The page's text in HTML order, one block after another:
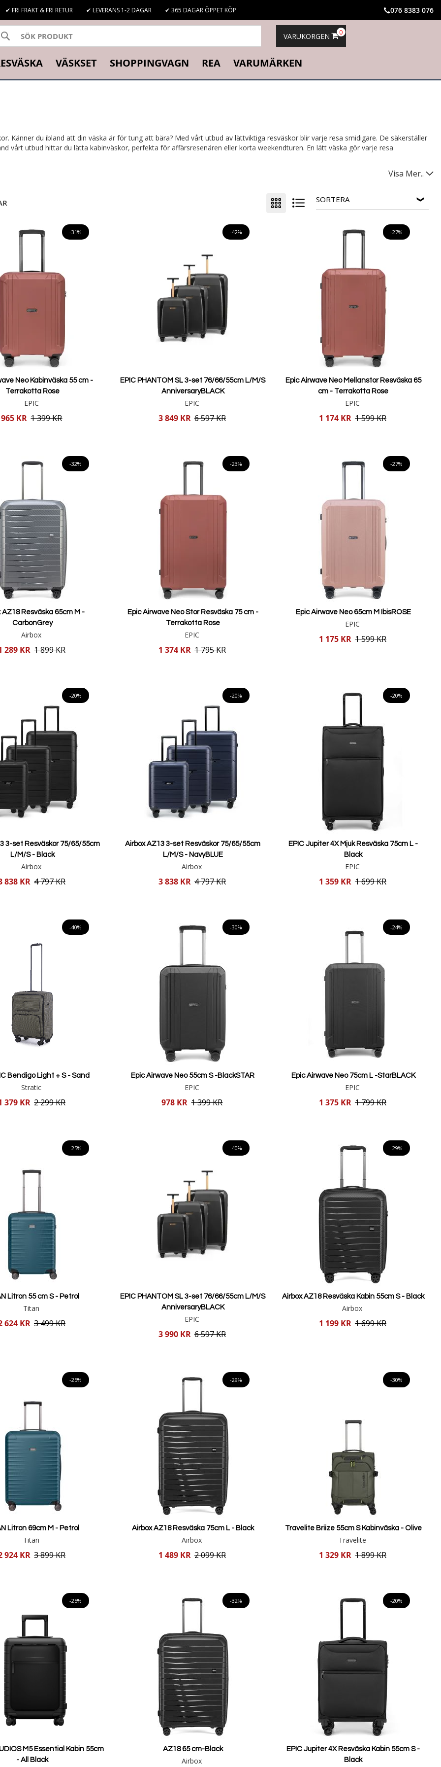
✔ FRI FRAKT & FRI RETUR ✔ LEVERANS 1-2 DAGAR ✔ 365 DAGAR ÖPPET KÖP 076 8383 076
SÖK VARUKORGEN 0
VÄSKSET SHOPPINGVAGN REA VARUMÄRKEN
Känner du ibland att din väska är för tung att bära? Med vårt utbud av lättviktiga resväskor blir varje resa smidigare. De säkerställer
vårt utbud hittar du lätta kabinväskor, perfekta för affärsresenären eller korta weekendturen. En lätt väska gör varje resa
Visa Mer..
SORTERA
-31%
Neo Kabinväska 55 cm -
Terrakotta Rose
EPIC
965 KR 1 399 KR
-42%
EPIC PHANTOM SL 3-set 76/66/55cm L/M/S
AnniversaryBLACK
EPIC
3 849 KR 6 597 KR
-27%
Epic Airwave Neo Mellanstor Resväska 65
cm - Terrakotta Rose
EPIC
1 174 KR 1 599 KR
-32%
AZ18 Resväska 65cm M -
CarbonGrey
Airbox
289 KR 1 899 KR
-23%
Epic Airwave Neo Stor Resväska 75 cm -
Terrakotta Rose
EPIC
1 374 KR 1 795 KR
-27%
Epic Airwave Neo 65cm M IbisROSE
EPIC
1 175 KR 1 599 KR
-20%
3-set Resväskor 75/65/55cm
L/M/S - Black
Airbox
838 KR 4 797 KR
-20%
Airbox AZ13 3-set Resväskor 75/65/55cm
L/M/S - NavyBLUE
Airbox
3 838 KR 4 797 KR
-20%
EPIC Jupiter 4X Mjuk Resväska 75cm L -
Black
EPIC
1 359 KR 1 699 KR
-40%
Bendigo Light + S - Sand
Stratic
379 KR 2 299 KR
-30%
Epic Airwave Neo 55cm S -BlackSTAR
EPIC
978 KR 1 399 KR
-24%
Epic Airwave Neo 75cm L -StarBLACK
EPIC
1 375 KR 1 799 KR
-25%
Litron 55 cm S - Petrol
Titan
624 KR 3 499 KR
-40%
EPIC PHANTOM SL 3-set 76/66/55cm L/M/S
AnniversaryBLACK
EPIC
3 990 KR 6 597 KR
-29%
Airbox AZ18 Resväska Kabin 55cm S - Black
Airbox
1 199 KR 1 699 KR
-25%
Litron 69cm M - Petrol
Titan
924 KR 3 899 KR
-29%
Airbox AZ18 Resväska 75cm L - Black
Airbox
1 489 KR 2 099 KR
-30%
Travelite Briize 55cm S Kabinväska - Olive
Travelite
1 329 KR 1 899 KR
-25%
M5 Essential Kabin 55cm
- All Black
-32%
AZ18 65 cm-Black
Airbox
-20%
EPIC Jupiter 4X Resväska Kabin 55cm S -
Black